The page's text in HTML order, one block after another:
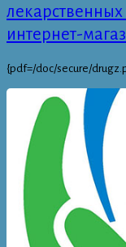
интернет-
{pdf=/doc/secure/